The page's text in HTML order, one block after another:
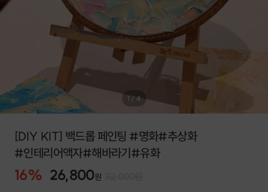
1 / 4
[DIY KIT] 백드롭 페인팅 #명화#추상화
#인테리어액자#해바라기#유화
16% 26,800원